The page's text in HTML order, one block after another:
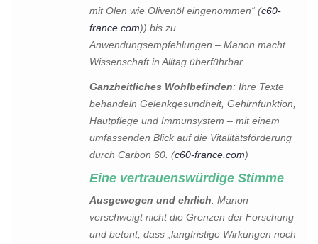
mit Ölen wie Olivenöl eingenommen“ (c60-
france.com)) bis zu
Anwendungsempfehlungen – Manon macht
Wissenschaft in Alltag überführbar.
Ganzheitliches Wohlbefinden: Ihre Texte
behandeln Gelenkgesundheit, Gehirnfunktion,
Hautpflege und Immunsystem – mit einem
umfassenden Blick auf die Vitalitätsförderung
durch Carbon 60. (c60-france.com)
Eine vertrauenswürdige Stimme
Ausgewogen und ehrlich: Manon
verschweigt nicht die Grenzen der Forschung
und betont, dass „langfristige Wirkungen noch